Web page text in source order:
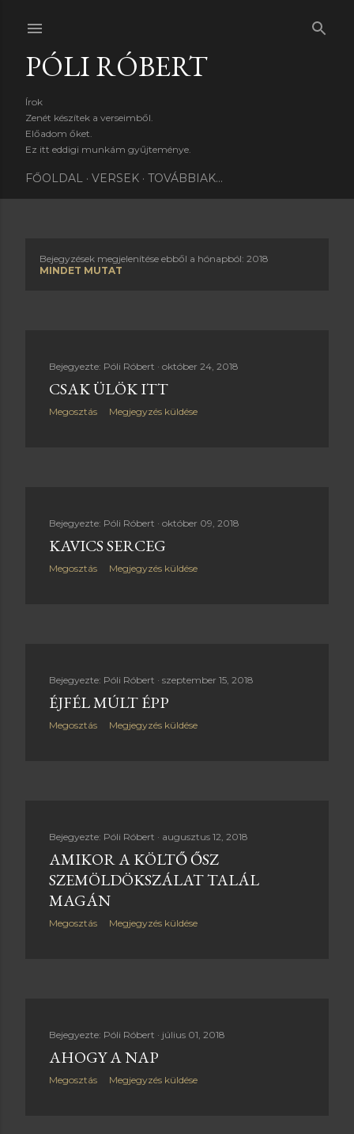
PÓLI RÓBERT
Írok
Zenét készítek a verseimből.
Előadom őket.
Ez itt eddigi munkám gyűjteménye.
FŐOLDAL VERSEK TOVÁBBIAK…
Bejegyzések megjelenítése ebből a hónapból: 2018
MINDET MUTAT
Bejegyezte: Póli Róbert október 24, 2018
CSAK ÜLÖK ITT
Megosztás Megjegyzés küldése
Bejegyezte: Póli Róbert október 09, 2018
KAVICS SERCEG
Megosztás Megjegyzés küldése
Bejegyezte: Póli Róbert szeptember 15, 2018
ÉJFÉL MÚLT ÉPP
Megosztás Megjegyzés küldése
Bejegyezte: Póli Róbert augusztus 12, 2018
AMIKOR A KÖLTŐ ŐSZ
SZEMÖLDÖKSZÁLAT TALÁL
MAGÁN
Megosztás Megjegyzés küldése
Bejegyezte: Póli Róbert július 01, 2018
AHOGY A NAP
Megosztás Megjegyzés küldése